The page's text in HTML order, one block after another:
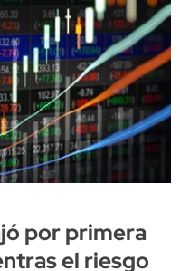
por primera
el riesgo